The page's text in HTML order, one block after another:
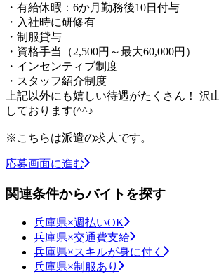
・有給休暇：6か月勤務後10日付与
・入社時に研修有
・制服貸与
・資格手当（2,500円～最大60,000円）
・インセンティブ制度
・スタッフ紹介制度
上記以外にも嬉しい待遇がたくさん！ 沢
しております(^^♪
※こちらは派遣の求人です。
応募画面に進む
関連条件からバイトを探す
兵庫県×週払いOK
兵庫県×交通費支給
兵庫県×スキルが身に付く
兵庫県×制服あり